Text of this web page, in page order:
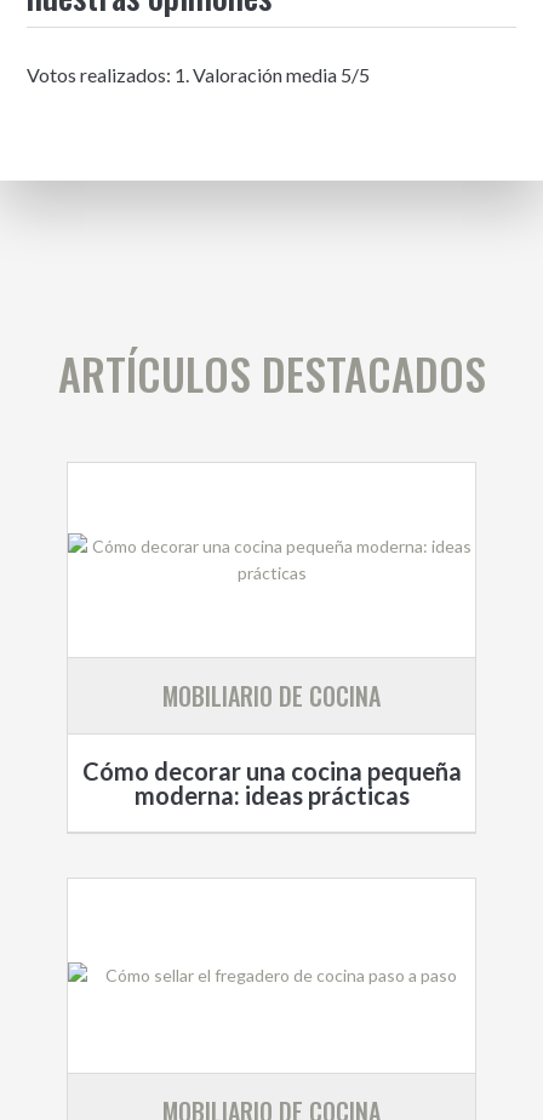
Votos realizados: 1. Valoración media 5/5
ARTÍCULOS DESTACADOS
MOBILIARIO DE COCINA
Cómo decorar una cocina pequeña
moderna: ideas prácticas
MOBILIARIO DE COCINA